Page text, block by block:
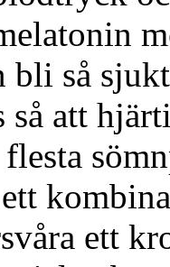
så
så att
ett